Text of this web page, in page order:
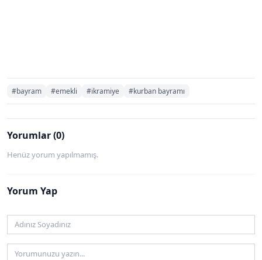
#bayram #emekli #ikramiye #kurban bayramı
Yorumlar (0)
Henüz yorum yapılmamış.
Yorum Yap